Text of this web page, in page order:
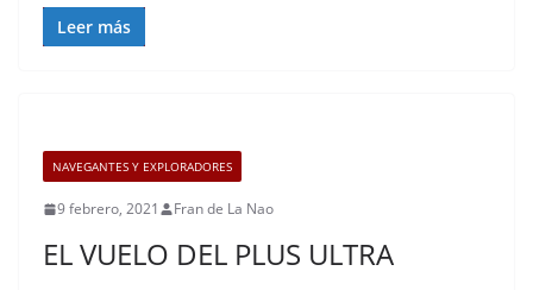
Leer más
NAVEGANTES Y EXPLORADORES
9 febrero, 2021 Fran de La Nao
EL VUELO DEL PLUS ULTRA